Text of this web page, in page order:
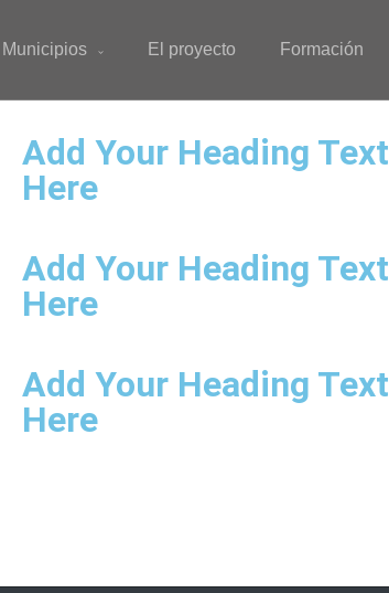
Municipios El proyecto Formación
Add Your Heading Text
Here
Add Your Heading Text
Here
Add Your Heading Text
Here